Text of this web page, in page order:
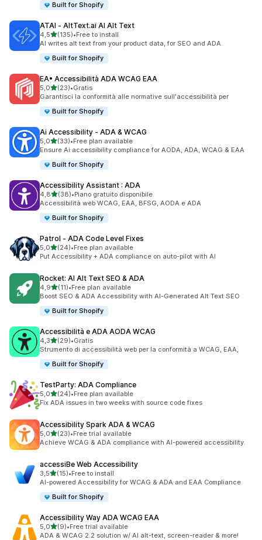
Built for Shopify
ATAI ‑ AltText.ai AI Alt Text
4,5stelle su 5
(135)
135 recensioni totali
•Free to install
AI writes alt text from your product data, for SEO and ADA.
Built for Shopify
EA• Accessibilità ADA WCAG EAA
5,0stelle su 5
(23)
23 recensioni totali
•Gratis
Garantisci la conformità alle normative sull'accessibilità per
Built for Shopify
Ai Accessibility ‑ ADA & WCAG
5,0stelle su 5
(33)
33 recensioni totali
•Free plan available
Ensure Ai accessibility compliance for AODA, ADA, WCAG & EAA
Built for Shopify
Accessibility Assistant : ADA
4,8stelle su 5
(38)
38 recensioni totali
•Piano gratuito disponibile
Accessibilità web WCAG, EAA, BFSG, AODA e ADA
Built for Shopify
Patrol ‑ ADA Code Level Fixes
5,0stelle su 5
(24)
24 recensioni totali
•Free plan available
Put Accessibility + ADA compliance on auto-pilot with AI
Rocket: AI Alt Text SEO & ADA
4,9stelle su 5
(11)
11 recensioni totali
•Free plan available
Boost SEO & ADA Accessibility with AI-Generated Alt Text SEO
Built for Shopify
Accessibilità e ADA AODA WCAG
4,3stelle su 5
(29)
29 recensioni totali
•Gratis
Strumento di accessibilità web per la conformità a WCAG, EAA,
Built for Shopify
TestParty: ADA Compliance
5,0stelle su 5
(24)
24 recensioni totali
•Free plan available
Fix ADA issues in two weeks with source code fixes
Accessibility Spark ADA & WCAG
5,0stelle su 5
(23)
23 recensioni totali
•Free trial available
Achieve WCAG & ADA compliance with AI-powered accessibility.
accessiBe Web Accessibility
3,5stelle su 5
(15)
15 recensioni totali
•Free to install
AI-powered Accessibility for WCAG & ADA and EAA Compliance
Built for Shopify
Accessibility Way ADA WCAG EAA
5,0stelle su 5
(9)
9 recensioni totali
•Free trial available
ADA & WCAG 2.2 solution w/ AI alt-text, screen-reader & more!